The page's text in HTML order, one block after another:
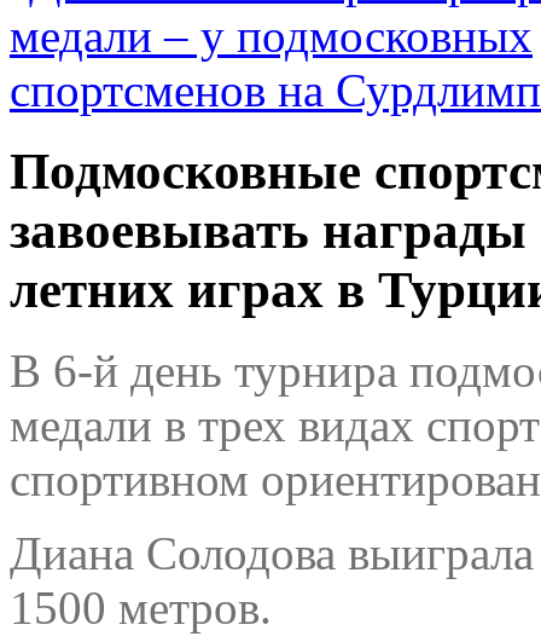
Подмосковные
завоевывать
летних играх в
В 6-й день турнира
медали в трех видах
спортивном
Диана Солодова
1500 метров.